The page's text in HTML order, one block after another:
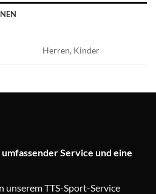
Herren, Kinder
Service und eine
unserem TTS-Sport-Service